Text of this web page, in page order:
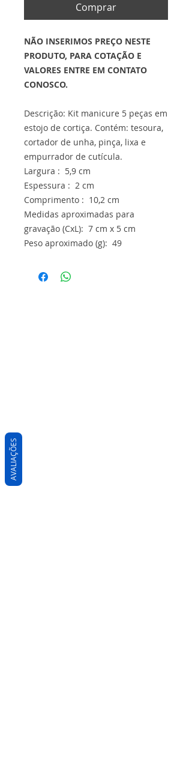
Comprar
NÃO INSERIMOS PREÇO NESTE
PRODUTO, PARA COTAÇÃO E
VALORES ENTRE EM CONTATO
CONOSCO.
Descrição: Kit manicure 5 peças em
estojo de cortiça. Contém: tesoura,
cortador de unha, pinça, lixa e
empurrador de cutícula.
Largura : 5,9 cm
Espessura : 2 cm
Comprimento : 10,2 cm
Medidas aproximadas para
gravação (CxL): 7 cm x 5 cm
Peso aproximado (g): 49
AVALIAÇÕES